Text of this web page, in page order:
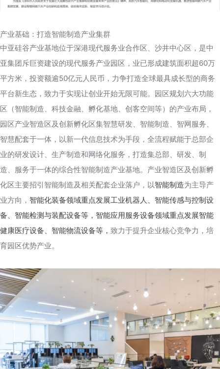
产业基础：打造智能制造产业集群
中亚硅谷产业基地位于深港现代服务业合作区、沙井中心区， 是中
亚集团斥巨资建设的现代服务产业园区， 业已形成建筑面积超60万
平方米，投资额逾50亿元人民币，力争打造全球最具成长型的商务
平台新生态，致力于实现让创业开始无限可能。 园区规划六大功能
区（智能制造、科技金融、孵化基地、创客空间等）的产业布局，
园区产业智造区及创新孵化区集智慧研发、智能制造、智网服务、
智慧配套于一体，以新一代信息技术为手段，全流程赋能于总部企
业的研发设计、生产制造和网络化服务，打造集总部、研发、制
造、服务于一体的综合性智能制造产业基地。 产业智造区及创新孵
化区主要招引智能制造及相关配套企业落户，以智能制造为主导产
业方向， 智能化装备领域重点发展工业机器人、智能传感与控制设
备、智能检测与装配设备等，智能应用服务设备领域重点发展智能
健康医疗设备、智能物流设备等， 致力于提升企业核心竞争力，培
育园区优势产业。